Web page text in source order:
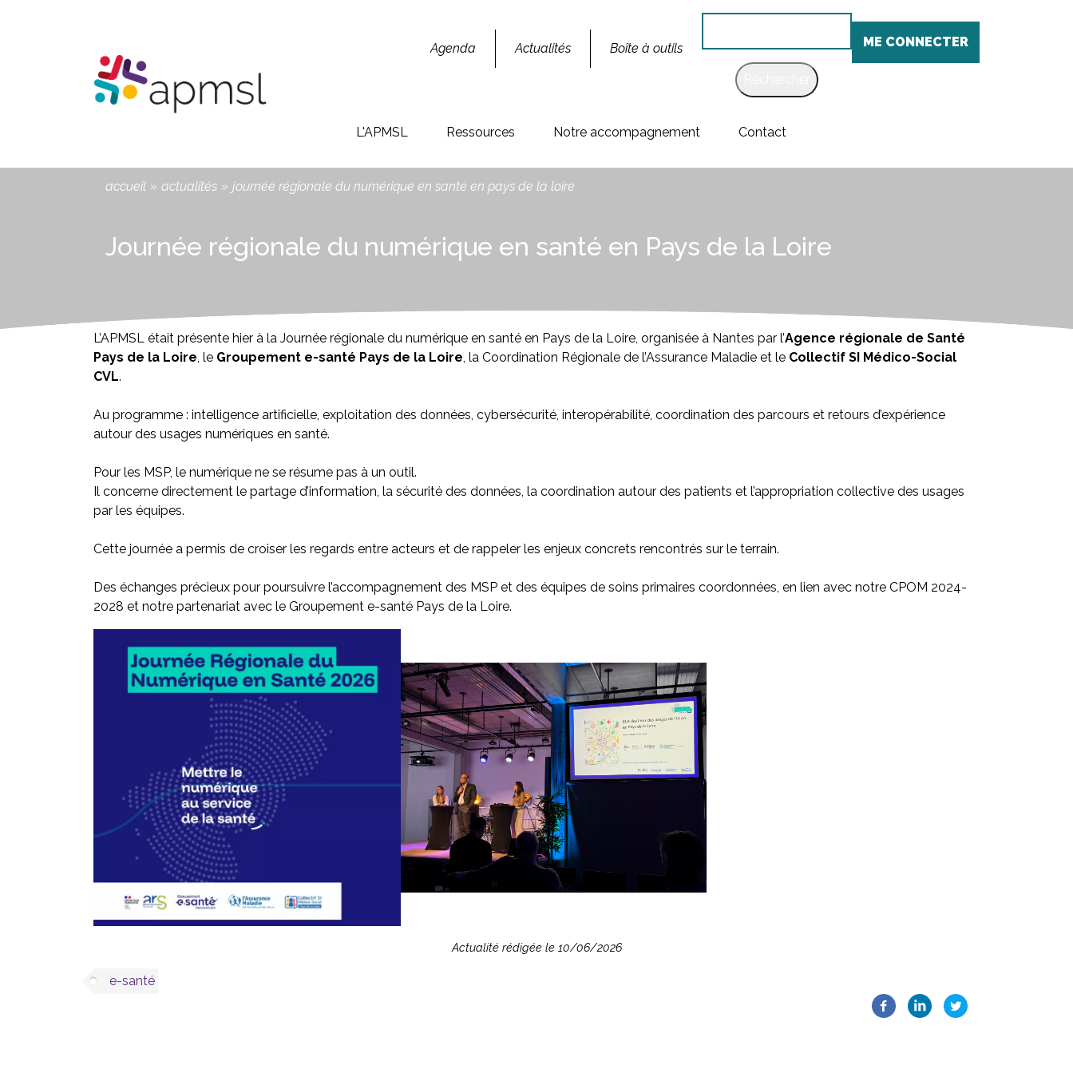
Agenda Actualités Boîte à outils
ME CONNECTER
L'APMSL Ressources Notre accompagnement Contact
You
here
accueil » actualités » journée régionale du numérique en santé en pays de la loire
Journée régionale du numérique en santé en Pays de la Loire
L’APMSL était présente hier à la Journée régionale du numérique en santé en Pays de la Loire, organisée à Nantes par l’Agence régionale de Santé
Pays de la Loire, le Groupement e-santé Pays de la Loire, la Coordination Régionale de l’Assurance Maladie et le Collectif SI Médico-Social
CVL.
Au programme : intelligence artificielle, exploitation des données, cybersécurité, interopérabilité, coordination des parcours et retours d’expérience
autour des usages numériques en santé.
Pour les MSP, le numérique ne se résume pas à un outil.
Il concerne directement le partage d’information, la sécurité des données, la coordination autour des patients et l’appropriation collective des usages
par les équipes.
Cette journée a permis de croiser les regards entre acteurs et de rappeler les enjeux concrets rencontrés sur le terrain.
Des échanges précieux pour poursuivre l’accompagnement des MSP et des équipes de soins primaires coordonnées, en lien avec notre CPOM 2024-
2028 et notre partenariat avec le Groupement e-santé Pays de la Loire.
Actualité rédigée le 10/06/2026
e-santé